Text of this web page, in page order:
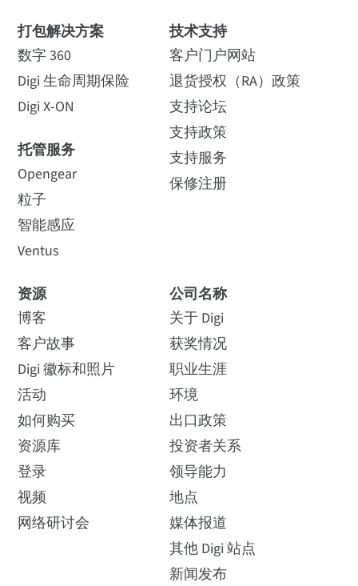
打包解决方案
数字 360
Digi 生命周期保险
Digi X-ON
托管服务
Opengear
粒子
智能感应
Ventus
技术支持
客户门户网站
退货授权（RA）政策
支持论坛
支持政策
支持服务
保修注册
资源
博客
客户故事
Digi 徽标和照片
活动
如何购买
资源库
登录
视频
网络研讨会
公司名称
关于 Digi
获奖情况
职业生涯
环境
出口政策
投资者关系
领导能力
地点
媒体报道
其他 Digi 站点
新闻发布